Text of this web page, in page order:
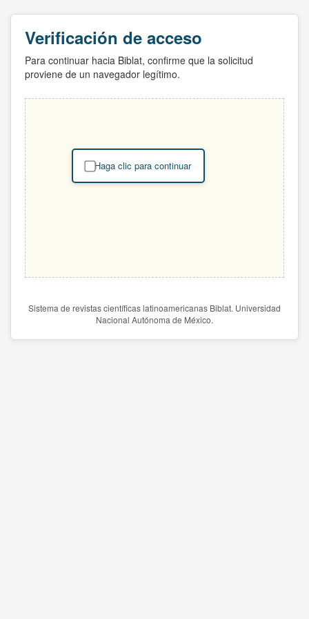
Verificación de acceso
Para continuar hacia Biblat, confirme que la solicitud
proviene de un navegador legítimo.
Haga clic para continuar
Sistema de revistas científicas latinoamericanas Biblat. Universidad
Nacional Autónoma de México.